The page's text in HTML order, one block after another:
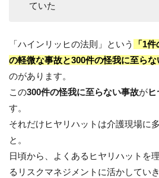
ていた
「ハインリッヒの法則」という
「1
の軽微な事故と300件の怪我に至らな
のがあります。
この300件の怪我に至らない事故が
す。
それだけヒヤリハットは介護現場に
と。
日頃から、よくあるヒヤリハットを
るリスクマネジメントに活かしてい